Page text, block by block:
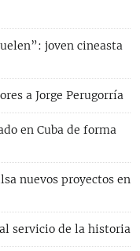
joven cineasta
a Jorge Perugorría
en Cuba de forma
nuevos proyectos en
servicio de la historia